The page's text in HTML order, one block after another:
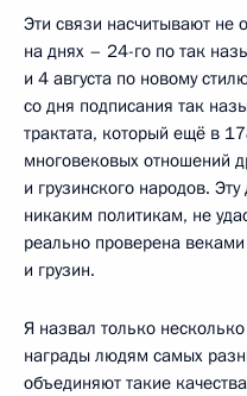
Эти связи насчитывают не
на днях – 24-го по так
и 4 августа по новому
со дня подписания так
трактата, который ещё в
многовековых отношений
и грузинского народов.
никаким политикам, не
реально проверена
и грузин.
Я назвал только
награды людям самых
объединяют такие